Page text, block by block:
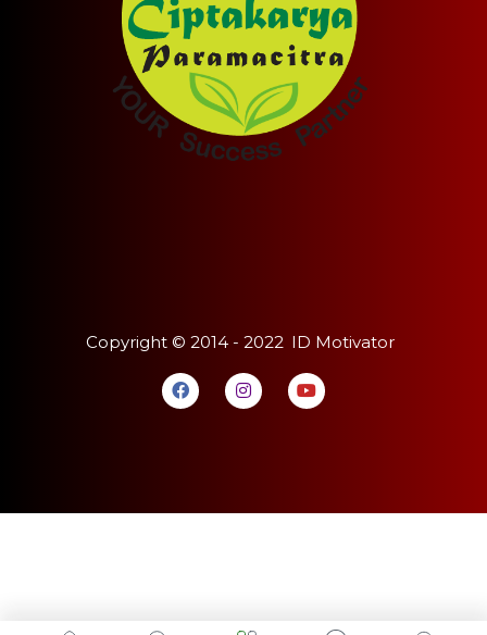
Copyright © 2014 - 2022 ID Motivator